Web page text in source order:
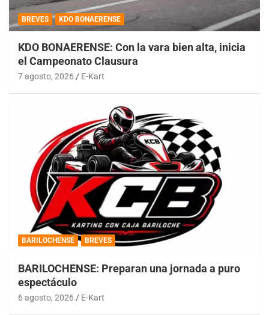
BREVES KDO BONAERENSE
KDO BONAERENSE: Con la vara bien alta, inicia
el Campeonato Clausura
7 agosto, 2026 E-Kart
BARILOCHENSE BREVES
BARILOCHENSE: Preparan una jornada a puro
espectáculo
6 agosto, 2026 E-Kart